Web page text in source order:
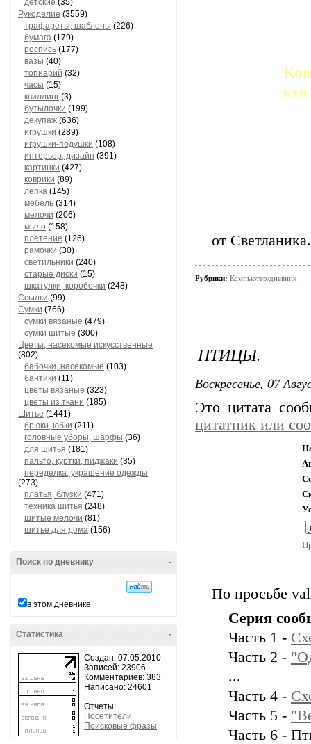
детские (35)
Рукоделие (3559)
трафареты, шаблоны (226)
бумага (179)
роспись (177)
вазы (40)
топиарий (32)
часы (15)
квиллинг (3)
бутылочки (199)
декупаж (636)
игрушки (289)
игрушки-подушки (108)
интерьер, дизайн (391)
картинки (427)
коврики (89)
лепка (145)
мебель (314)
мелочи (206)
мыло (158)
плетение (126)
рамочки (30)
светильники (240)
старые диски (15)
шкатулки, коробочки (248)
Ссылки (99)
Сумки (766)
сумки вязаные (479)
сумки шитые (300)
Цветы, насекомые искусственные
(802)
бабочки, насекомые (103)
бантики (11)
цветы вязаные (323)
цветы из ткани (185)
Шитье (1441)
брюки, юбки (211)
головные уборы, шарфы (36)
для шитья (181)
пальто, куртки, пиджаки (35)
переделка, украшение одежды
(273)
платья, блузки (471)
техника шитья (248)
шитые мелочи (81)
шитье для дома (156)
-
Поиск по дневнику
в этом дневнике
-
Статистика
Создан: 07.05.2010
Записей: 23906
Комментариев: 383
Написано: 24601
Отчеты:
Посетители
Поисковые фразы
от Светланика.
Рубрики: Компьютер/дневник
ПТИЦЫ.
Воскресенье, 07
Это цитата
цитатник или
По просьбе
Серия
Часть 1 -
Часть 2 -
...
Часть 4 -
Часть 5 -
Часть 6 -